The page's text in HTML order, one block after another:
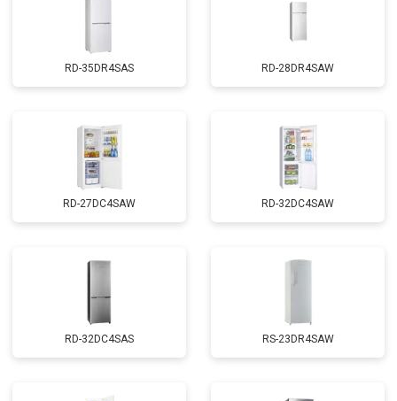
RD-35DR4SAS RD-28DR4SAW
RD-27DC4SAW RD-32DC4SAW
RD-32DC4SAS RS-23DR4SAW